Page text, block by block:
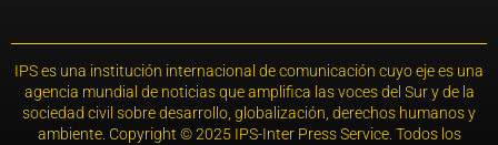
IPS es una institución internacional de comunicación cuyo eje es una
agencia mundial de noticias que amplifica las voces del Sur y de la
sociedad civil sobre desarrollo, globalización, derechos humanos y
ambiente. Copyright © 2025 IPS-Inter Press Service. Todos los